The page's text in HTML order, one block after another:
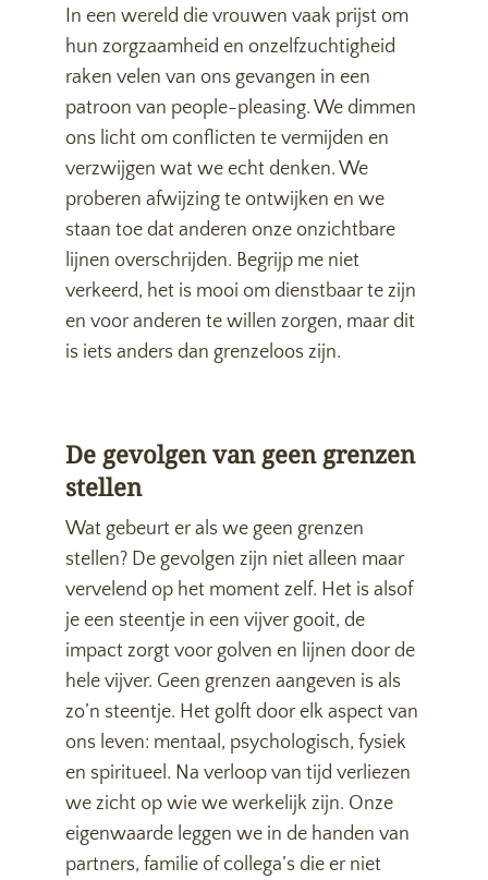
In een wereld die vrouwen vaak prijst om
hun zorgzaamheid en onzelfzuchtigheid
raken velen van ons gevangen in een
patroon van people-pleasing. We dimmen
ons licht om conflicten te vermijden en
verzwijgen wat we echt denken. We
proberen afwijzing te ontwijken en we
staan toe dat anderen onze onzichtbare
lijnen overschrijden. Begrijp me niet
verkeerd, het is mooi om dienstbaar te zijn
en voor anderen te willen zorgen, maar dit
is iets anders dan grenzeloos zijn.
De gevolgen van geen grenzen
stellen
Wat gebeurt er als we geen grenzen
stellen? De gevolgen zijn niet alleen maar
vervelend op het moment zelf. Het is alsof
je een steentje in een vijver gooit, de
impact zorgt voor golven en lijnen door de
hele vijver. Geen grenzen aangeven is als
zo’n steentje. Het golft door elk aspect van
ons leven: mentaal, psychologisch, fysiek
en spiritueel. Na verloop van tijd verliezen
we zicht op wie we werkelijk zijn. Onze
eigenwaarde leggen we in de handen van
partners, familie of collega’s die er niet